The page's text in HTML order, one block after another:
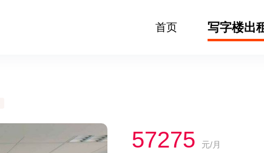
首页 写字楼出
57275 元/月